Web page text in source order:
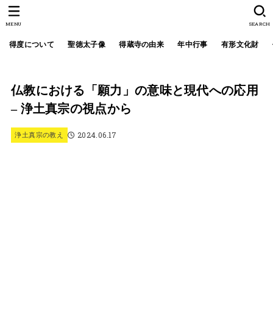
得度について 聖徳太子像 得蔵寺の由来 年中行事 有形文化財
SEARCH
MENU
仏教における「願力」の意味と現代への応用
– 浄土真宗の視点から
浄土真宗の教え 2024.06.17